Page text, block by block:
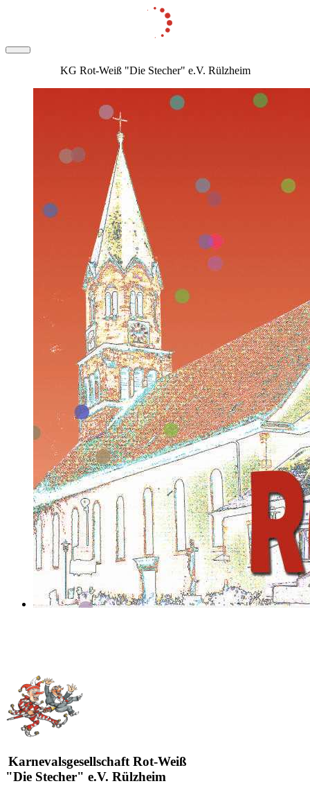
KG Rot-Weiß "Die Stecher" e.V. Rülzheim
Karnevalsgesellschaft Rot-Weiß
"Die Stecher" e.V. Rülzheim